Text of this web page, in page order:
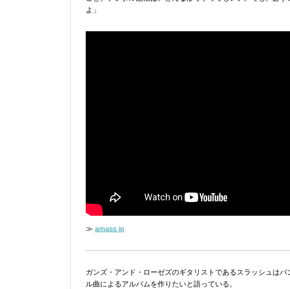
よ」
≫ amass.jp
ガンズ・アンド・ローゼズのギタリストであるスラッシュは
ル曲によるアルバムを作りたいと語っている。